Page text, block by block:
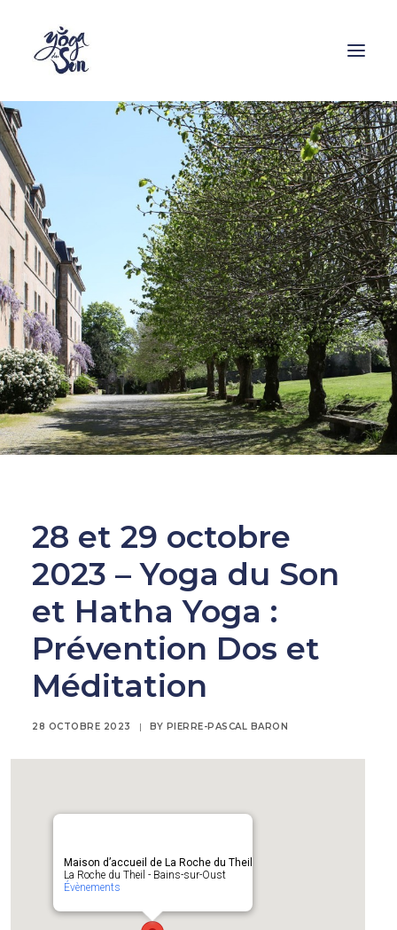
Stages
Cours
Ressources
Enseignants
Contact
28 et 29 octobre
2023 – Yoga du Son
et Hatha Yoga :
Prévention Dos et
Méditation
28 OCTOBRE 2023 | BY PIERRE-PASCAL BARON
Maison d’accueil de La Roche du Theil
La Roche du Theil - Bains-sur-Oust
Évènements